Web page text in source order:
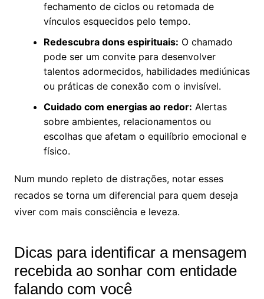
fechamento de ciclos ou retomada de
vínculos esquecidos pelo tempo.
Redescubra dons espirituais: O chamado
pode ser um convite para desenvolver
talentos adormecidos, habilidades mediúnicas
ou práticas de conexão com o invisível.
Cuidado com energias ao redor: Alertas
sobre ambientes, relacionamentos ou
escolhas que afetam o equilíbrio emocional e
físico.
Num mundo repleto de distrações, notar esses
recados se torna um diferencial para quem deseja
viver com mais consciência e leveza.
Dicas para identificar a mensagem
recebida ao sonhar com entidade
falando com você